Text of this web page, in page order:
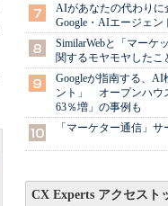
AIがあなたの代わり
Google・AIエージェン
SimilarWebと「マーケ
関するモヤモヤしたこ
Googleが指南する、AI
ント」 オープンハウ
63％増」の事例も
「マーケター通信」
CX Experts アクセスト